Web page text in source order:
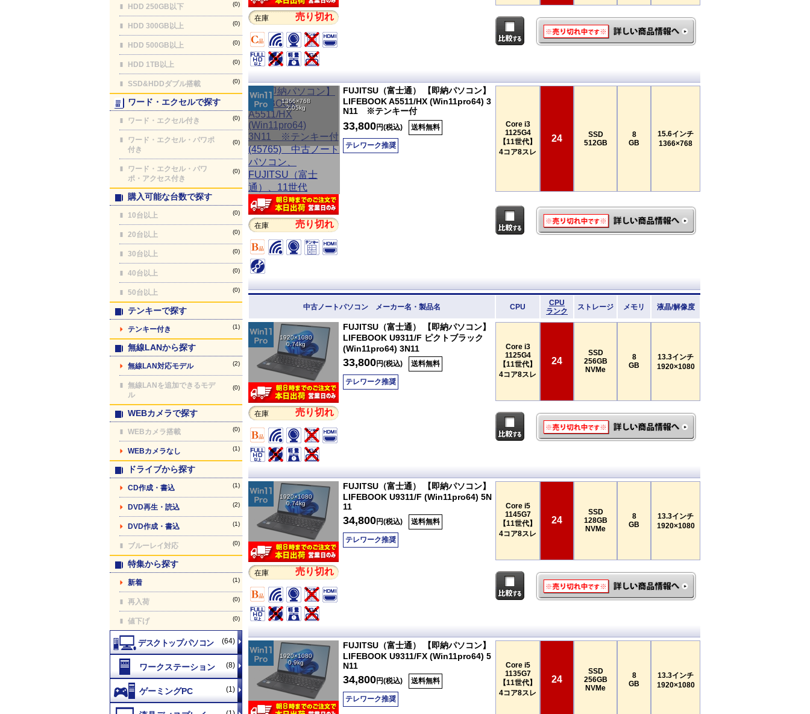
HDD 250GB以下 (0)
HDD 300GB以上 (0)
HDD 500GB以上 (0)
HDD 1TB以上 (0)
SSD&HDDダブル搭載 (0)
ワード・エクセルで探す
ワード・エクセル付き (0)
ワード・エクセル・パワポ
付き
(0)
ワード・エクセル・パワ
ポ・アクセス付き
(0)
購入可能な台数で探す
10台以上 (0)
20台以上 (0)
30台以上 (0)
40台以上 (0)
50台以上 (0)
テンキーで探す
テンキー付き (1)
無線LANから探す
無線LAN対応モデル (2)
無線LANを追加できるモデ
ル
(0)
WEBカメラで探す
WEBカメラ搭載 (0)
WEBカメラなし (1)
ドライブから探す
CD作成・書込 (1)
DVD再生・読込 (2)
DVD作成・書込 (1)
ブルーレイ対応 (0)
特集から探す
新着 (1)
再入荷 (0)
値下げ (0)
(64)
(8)
(1)
在庫 売り切れ
1366×768
2.05kg
在庫 売り切れ
FUJITSU（富士通） 【即納パソコン】
LIFEBOOK A5511/HX (Win11pro64) 3
N11 ※テンキー付
33,800円(税込) 送料無料
テレワーク推奨
Core i3
1125G4
【11世代】
4コア8スレ
24
SSD
512GB
8
GB
15.6インチ
1366×768
中古ノートパソコン メーカー名・製品名 CPU
CPU
ランク
ストレージ メモリ 液晶/解像度
1920×1080
0.74kg
在庫 売り切れ
FUJITSU（富士通） 【即納パソコン】
LIFEBOOK U9311/F ピクトブラック
(Win11pro64) 3N11
33,800円(税込) 送料無料
テレワーク推奨
Core i3
1125G4
【11世代】
4コア8スレ
24
SSD
256GB
NVMe
8
GB
13.3インチ
1920×1080
1920×1080
0.74kg
在庫 売り切れ
FUJITSU（富士通） 【即納パソコン】
LIFEBOOK U9311/F (Win11pro64) 5N
11
34,800円(税込) 送料無料
テレワーク推奨
Core i5
1145G7
【11世代】
4コア8スレ
24
SSD
128GB
NVMe
8
GB
13.3インチ
1920×1080
1920×1080
0.9kg
FUJITSU（富士通） 【即納パソコン】
LIFEBOOK U9311/FX (Win11pro64) 5
N11
34,800円(税込) 送料無料
テレワーク推奨
Core i5
1135G7
【11世代】
4コア8スレ
24
SSD
256GB
NVMe
8
GB
13.3インチ
1920×1080